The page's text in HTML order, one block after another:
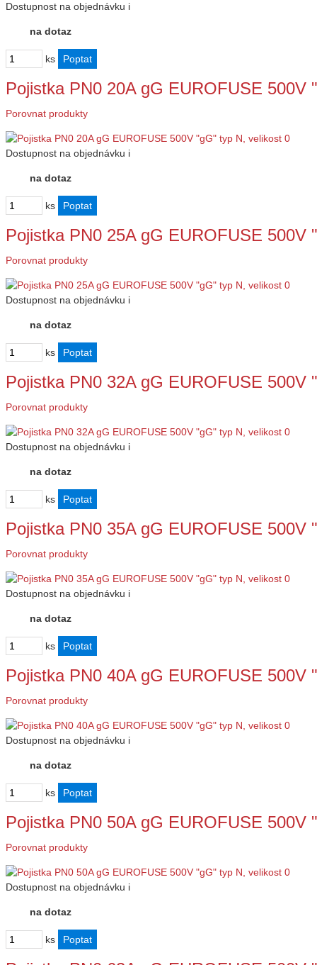
Dostupnost na objednávku i
na dotaz
ks
Pojistka PN0 20A gG EUROFUSE
Porovnat produkty
Dostupnost na objednávku i
na dotaz
ks
Pojistka PN0 25A gG EUROFUSE
Porovnat produkty
Dostupnost na objednávku i
na dotaz
ks
Pojistka PN0 32A gG EUROFUSE
Porovnat produkty
Dostupnost na objednávku i
na dotaz
ks
Pojistka PN0 35A gG EUROFUSE
Porovnat produkty
Dostupnost na objednávku i
na dotaz
ks
Pojistka PN0 40A gG EUROFUSE
Porovnat produkty
Dostupnost na objednávku i
na dotaz
ks
Pojistka PN0 50A gG EUROFUSE
Porovnat produkty
Dostupnost na objednávku i
na dotaz
ks